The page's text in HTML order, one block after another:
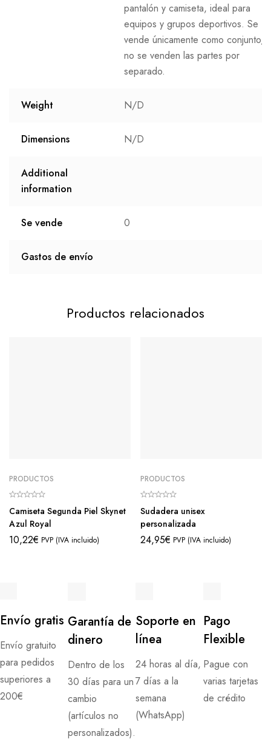
pantalón y camiseta, ideal para
equipos y grupos deportivos. Se
vende únicamente como conjunto,
no se venden las partes por
separado.
Weight N/D
Dimensions N/D
Additional
information
Se vende 0
Gastos de envío
Productos relacionados
PRODUCTOS
Camiseta Segunda Piel Skynet
Azul Royal
10,22€ PVP (IVA incluido)
PRODUCTOS
Sudadera unisex
personalizada
24,95€ PVP (IVA incluido)
Envío gratis
Envío gratuito
para pedidos
superiores a
200€
Garantía de
dinero
Dentro de los
30 días para un
cambio
(artículos no
personalizados).
Soporte en
línea
24 horas al día,
7 días a la
semana
(WhatsApp)
Pago
Flexible
Pague con
varias tarjetas
de crédito